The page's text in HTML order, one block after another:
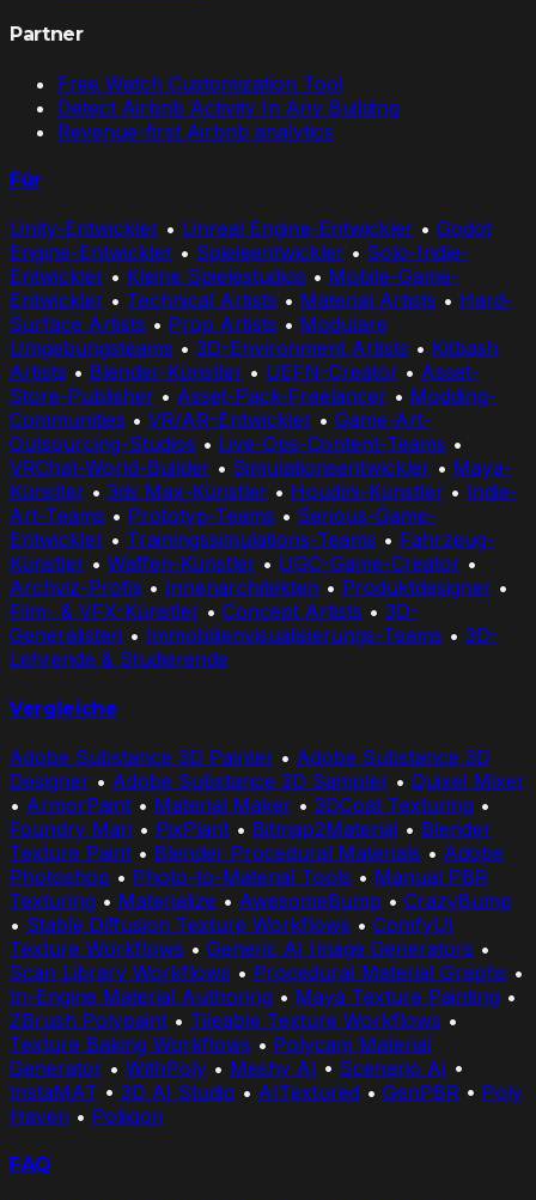
Partner
Free Watch Customization Tool
Detect Airbnb Activity In Any Building
Revenue-first Airbnb analytics
Für
Unity-Entwickler • Unreal Engine-Entwickler • Godot
Engine-Entwickler • Spieleentwickler • Solo-Indie-
Entwickler • Kleine Spielestudios • Mobile-Game-
Entwickler • Technical Artists • Material Artists • Hard-
Surface Artists • Prop Artists • Modulare
Umgebungsteams • 3D-Environment Artists • Kitbash
Artists • Blender-Künstler • UEFN-Creator • Asset-
Store-Publisher • Asset-Pack-Freelancer • Modding-
Communities • VR/AR-Entwickler • Game-Art-
Outsourcing-Studios • Live-Ops-Content-Teams •
VRChat-World-Builder • Simulationsentwickler • Maya-
Künstler • 3ds Max-Künstler • Houdini-Künstler • Indie-
Art-Teams • Prototyp-Teams • Serious-Game-
Entwickler • Trainingssimulations-Teams • Fahrzeug-
Künstler • Waffen-Künstler • UGC-Game-Creator •
Archviz-Profis • Innenarchitekten • Produktdesigner •
Film- & VFX-Künstler • Concept Artists • 3D-
Generalisten • Immobilienvisualisierungs-Teams • 3D-
Lehrende & Studierende
Vergleiche
Adobe Substance 3D Painter • Adobe Substance 3D
Designer • Adobe Substance 3D Sampler • Quixel Mixer
• ArmorPaint • Material Maker • 3DCoat Texturing •
Foundry Mari • PixPlant • Bitmap2Material • Blender
Texture Paint • Blender Procedural Materials • Adobe
Photoshop • Photo-to-Material Tools • Manual PBR
Texturing • Materialize • AwesomeBump • CrazyBump
• Stable Diffusion Texture Workflows • ComfyUI
Texture Workflows • Generic AI Image Generators •
Scan Library Workflows • Procedural Material Graphs •
In-Engine Material Authoring • Maya Texture Painting •
ZBrush Polypaint • Tileable Texture Workflows •
Texture Baking Workflows • Polycam Material
Generator • WithPoly • Meshy AI • Scenario AI •
InstaMAT • 3D AI Studio • AITextured • GenPBR • Poly
Haven • Poliigon
FAQ